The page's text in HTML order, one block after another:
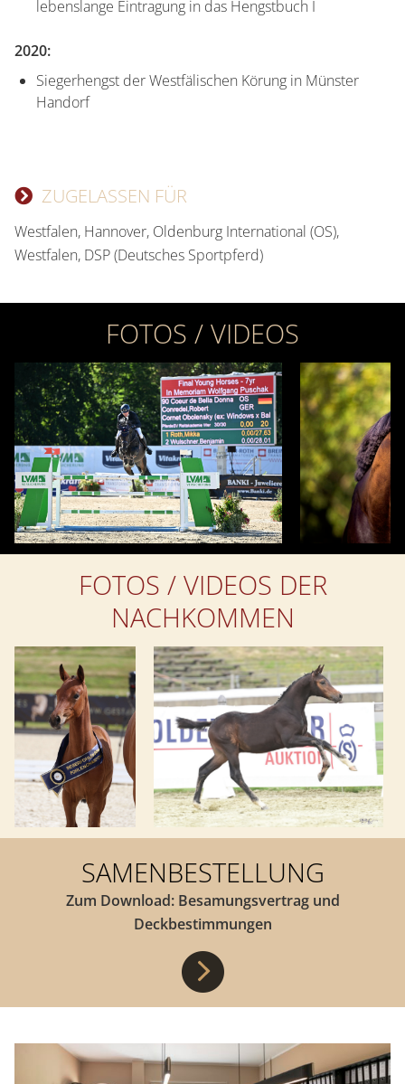
lebenslange Eintragung in das Hengstbuch I
2020:
Siegerhengst der Westfälischen Körung in Münster
Handorf
ZUGELASSEN FÜR
Westfalen, Hannover, Oldenburg International (OS),
Westfalen, DSP (Deutsches Sportpferd)
FOTOS / VIDEOS
FOTOS / VIDEOS DER
NACHKOMMEN
SAMENBESTELLUNG
Zum Download: Besamungsvertrag und
Deckbestimmungen